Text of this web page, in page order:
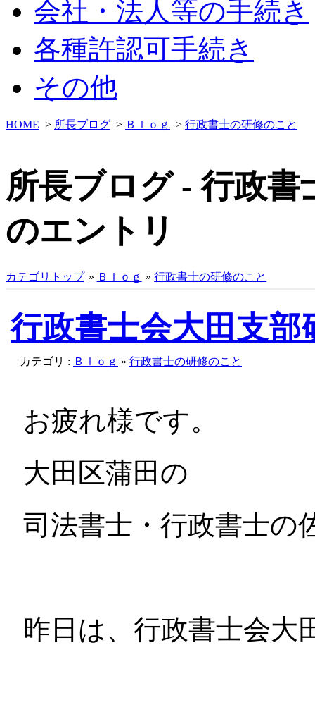
会社・法人等の手続き
各種許認可手続き
その他
HOME > 所長ブログ > Ｂｌｏｇ > 行政書士の研修のこと
所長ブログ - 行政
のエントリ
カテゴリトップ » Ｂｌｏｇ »行政書士の研修のこと
行政書士会大田支部
カテゴリ : Ｂｌｏｇ » 行政書士の研修のこと
お疲れ様です。
大田区蒲田の
司法書士・行政書士の
昨日は、行政書士会大